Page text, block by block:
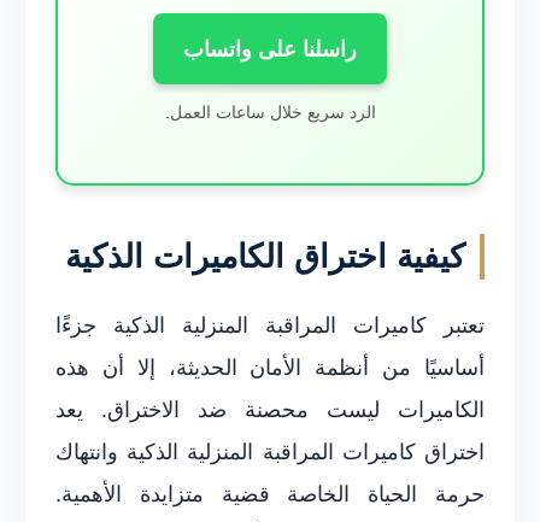
راسلنا على واتساب
الرد سريع خلال ساعات العمل.
كيفية اختراق الكاميرات الذكية
تعتبر كاميرات المراقبة المنزلية الذكية جزءًا
أساسيًا من أنظمة الأمان الحديثة، إلا أن هذه
الكاميرات ليست محصنة ضد الاختراق. يعد
اختراق كاميرات المراقبة المنزلية الذكية وانتهاك
حرمة الحياة الخاصة قضية متزايدة الأهمية.